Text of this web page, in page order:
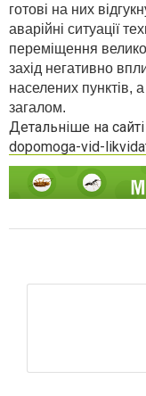
готові на них
аварійні ситуації
переміщення
захід негативно
населених пунктів,
загалом.
Детальніше на сайті
dopomoga-vid-